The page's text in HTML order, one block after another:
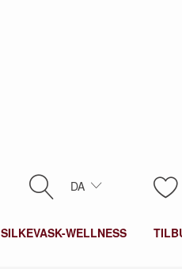
DA
SILKEVASK-WELLNESS